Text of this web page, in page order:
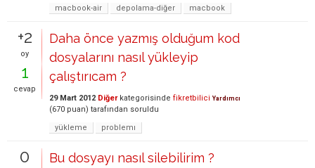
macbook-air
depolama-diğer macbook
+2
oy
1
cevap
Daha önce yazmış olduğum kod
dosyalarını nasıl yükleyip
çalıştırıcam ?
29 Mart 2012 Diğerkategorisinde fikretbilici Yardımcı
(670 puan) tarafından soruldu
yükleme
problemı
0 Bu dosyayı nasıl silebilirim ?